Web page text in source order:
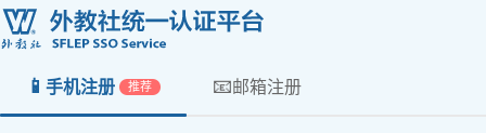
📱 手机注册 推荐 📧邮箱注册